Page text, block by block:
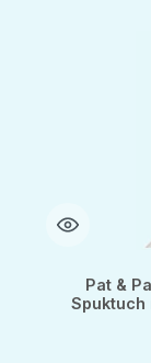
Pat &
Spuktuch